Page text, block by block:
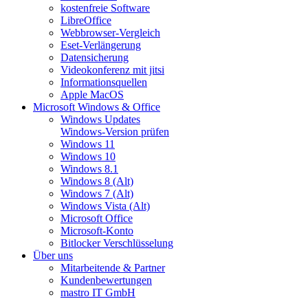
kostenfreie Software
LibreOffice
Webbrowser-Vergleich
Eset-Verlängerung
Datensicherung
Videokonferenz mit jitsi
Informationsquellen
Apple MacOS
Microsoft Windows & Office
Windows Updates
Windows-Version prüfen
Windows 11
Windows 10
Windows 8.1
Windows 8 (Alt)
Windows 7 (Alt)
Windows Vista (Alt)
Microsoft Office
Microsoft-Konto
Bitlocker Verschlüsselung
Über uns
Mitarbeitende & Partner
Kundenbewertungen
mastro IT GmbH